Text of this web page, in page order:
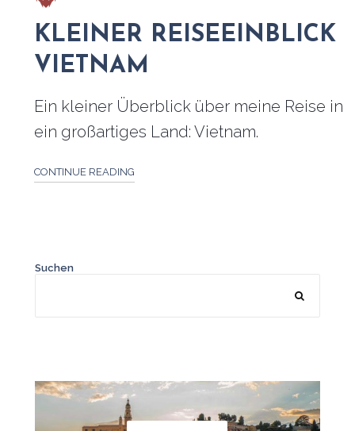
KLEINER REISEEINBLICK
VIETNAM
Ein kleiner Überblick über meine Reise in
ein großartiges Land: Vietnam.
CONTINUE READING
Suchen